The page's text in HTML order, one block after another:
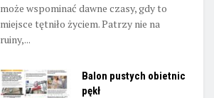
może wspominać dawne czasy, gdy to
miejsce tętniło życiem. Patrzy nie na
ruiny,...
Balon pustych obietnic
pękł